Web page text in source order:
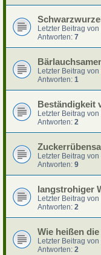
Letzter Beitrag von
Antworten: 7
Letzter Beitrag von
Antworten: 1
Beständigkeit
Letzter Beitrag von
Antworten: 2
Letzter Beitrag von
Antworten: 9
langstrohiger
Letzter Beitrag von
Antworten: 2
Wie heißen
Letzter Beitrag von
Antworten: 2